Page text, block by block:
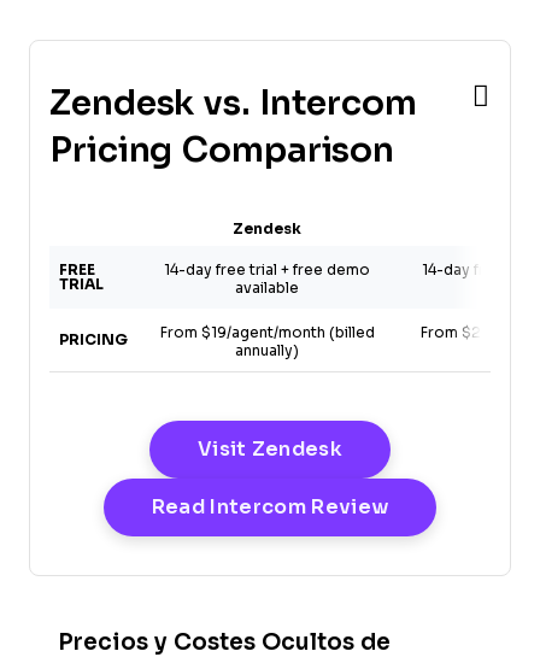
Zendesk vs. Intercom
Pricing Comparison
Zendesk
FREE
TRIAL
14-day free trial + free demo
available
14-day free trial
PRICING
From $19/agent/month (billed
annually)
From $29/user/
Visit Zendesk Opens New
Read Intercom ReviewOpens New
Precios y Costes Ocultos de